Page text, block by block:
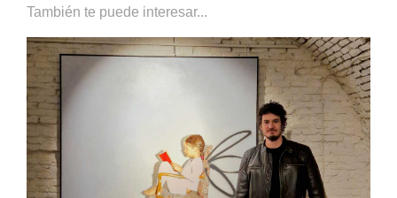
También te puede interesar...